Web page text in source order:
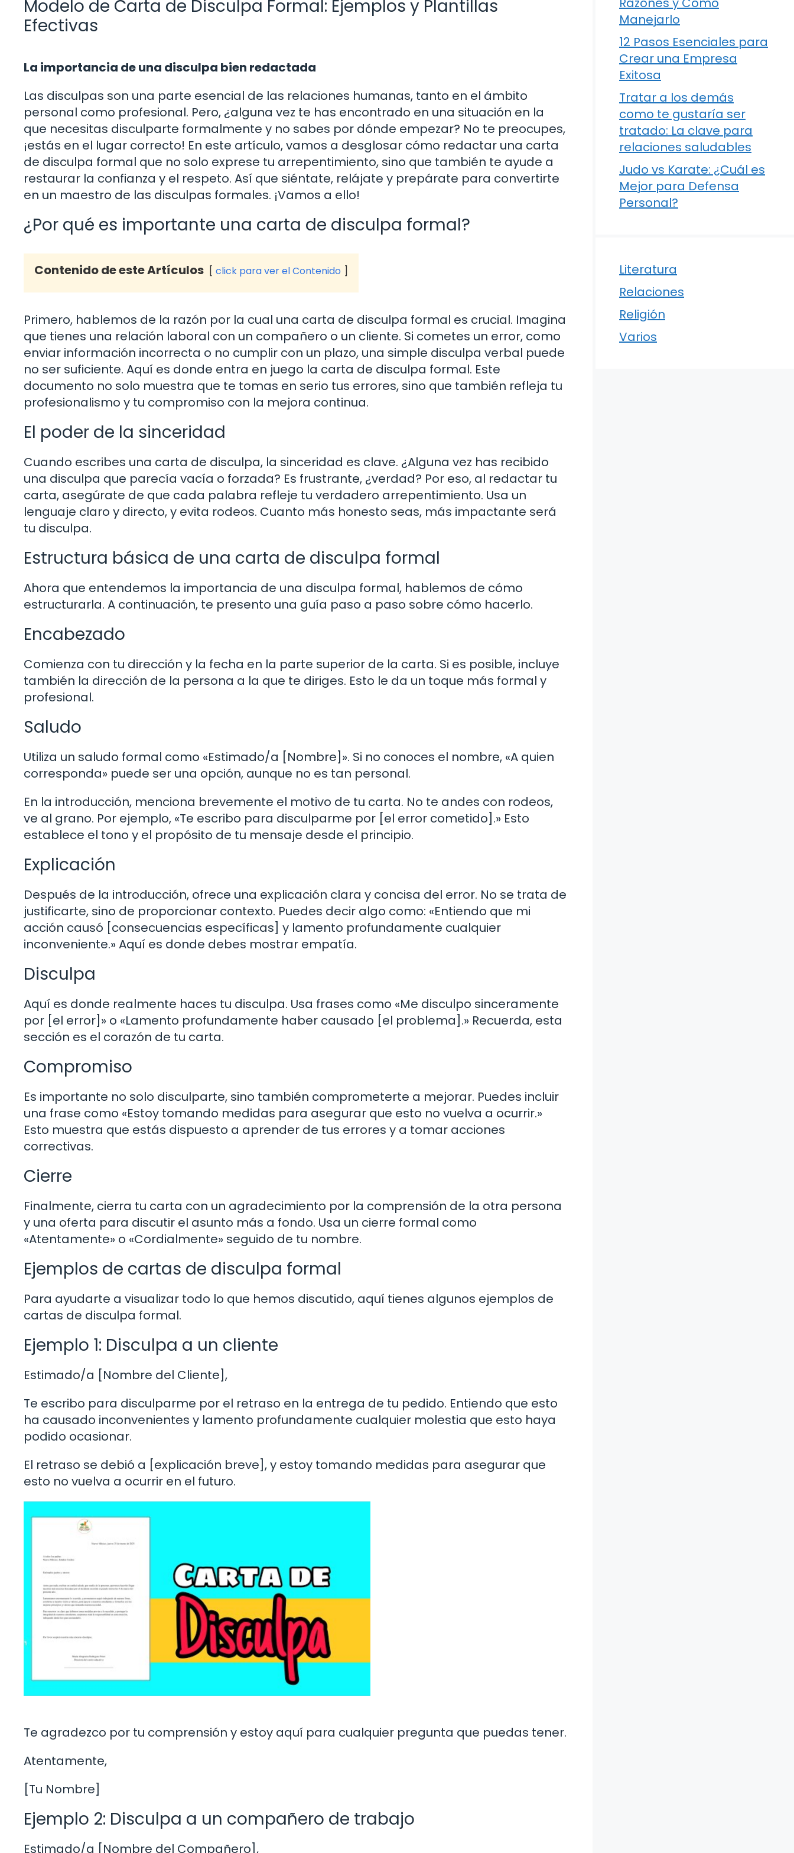
Modelo de Carta de Disculpa Formal: Ejemplos y Plantillas
Efectivas
La importancia de una disculpa bien redactada
Las disculpas son una parte esencial de las relaciones humanas, tanto en el ámbito
personal como profesional. Pero, ¿alguna vez te has encontrado en una situación en la
que necesitas disculparte formalmente y no sabes por dónde empezar? No te preocupes,
¡estás en el lugar correcto! En este artículo, vamos a desglosar cómo redactar una carta
de disculpa formal que no solo exprese tu arrepentimiento, sino que también te ayude a
restaurar la confianza y el respeto. Así que siéntate, relájate y prepárate para convertirte
en un maestro de las disculpas formales. ¡Vamos a ello!
¿Por qué es importante una carta de disculpa formal?
Contenido de este Artículos click para ver el Contenido
Primero, hablemos de la razón por la cual una carta de disculpa formal es crucial. Imagina
que tienes una relación laboral con un compañero o un cliente. Si cometes un error, como
enviar información incorrecta o no cumplir con un plazo, una simple disculpa verbal puede
no ser suficiente. Aquí es donde entra en juego la carta de disculpa formal. Este
documento no solo muestra que te tomas en serio tus errores, sino que también refleja tu
profesionalismo y tu compromiso con la mejora continua.
El poder de la sinceridad
Cuando escribes una carta de disculpa, la sinceridad es clave. ¿Alguna vez has recibido
una disculpa que parecía vacía o forzada? Es frustrante, ¿verdad? Por eso, al redactar tu
carta, asegúrate de que cada palabra refleje tu verdadero arrepentimiento. Usa un
lenguaje claro y directo, y evita rodeos. Cuanto más honesto seas, más impactante será
tu disculpa.
Estructura básica de una carta de disculpa formal
Ahora que entendemos la importancia de una disculpa formal, hablemos de cómo
estructurarla. A continuación, te presento una guía paso a paso sobre cómo hacerlo.
Encabezado
Comienza con tu dirección y la fecha en la parte superior de la carta. Si es posible, incluye
también la dirección de la persona a la que te diriges. Esto le da un toque más formal y
profesional.
Saludo
Utiliza un saludo formal como «Estimado/a [Nombre]». Si no conoces el nombre, «A quien
corresponda» puede ser una opción, aunque no es tan personal.
En la introducción, menciona brevemente el motivo de tu carta. No te andes con rodeos,
ve al grano. Por ejemplo, «Te escribo para disculparme por [el error cometido].» Esto
establece el tono y el propósito de tu mensaje desde el principio.
Explicación
Después de la introducción, ofrece una explicación clara y concisa del error. No se trata de
justificarte, sino de proporcionar contexto. Puedes decir algo como: «Entiendo que mi
acción causó [consecuencias específicas] y lamento profundamente cualquier
inconveniente.» Aquí es donde debes mostrar empatía.
Disculpa
Aquí es donde realmente haces tu disculpa. Usa frases como «Me disculpo sinceramente
por [el error]» o «Lamento profundamente haber causado [el problema].» Recuerda, esta
sección es el corazón de tu carta.
Compromiso
Es importante no solo disculparte, sino también comprometerte a mejorar. Puedes incluir
una frase como «Estoy tomando medidas para asegurar que esto no vuelva a ocurrir.»
Esto muestra que estás dispuesto a aprender de tus errores y a tomar acciones
correctivas.
Cierre
Finalmente, cierra tu carta con un agradecimiento por la comprensión de la otra persona
y una oferta para discutir el asunto más a fondo. Usa un cierre formal como
«Atentamente» o «Cordialmente» seguido de tu nombre.
Ejemplos de cartas de disculpa formal
Para ayudarte a visualizar todo lo que hemos discutido, aquí tienes algunos ejemplos de
cartas de disculpa formal.
Ejemplo 1: Disculpa a un cliente
Estimado/a [Nombre del Cliente],
Te escribo para disculparme por el retraso en la entrega de tu pedido. Entiendo que esto
ha causado inconvenientes y lamento profundamente cualquier molestia que esto haya
podido ocasionar.
El retraso se debió a [explicación breve], y estoy tomando medidas para asegurar que
esto no vuelva a ocurrir en el futuro.
Te agradezco por tu comprensión y estoy aquí para cualquier pregunta que puedas tener.
Atentamente,
[Tu Nombre]
Ejemplo 2: Disculpa a un compañero de trabajo
Estimado/a [Nombre del Compañero],
Manejarlo
12 Pasos Esenciales para
Crear una Empresa
Exitosa
Tratar a los demás
como te gustaría ser
tratado: La clave para
relaciones saludables
Judo vs Karate: ¿Cuál es
Mejor para Defensa
Personal?
Literatura
Relaciones
Religión
Varios